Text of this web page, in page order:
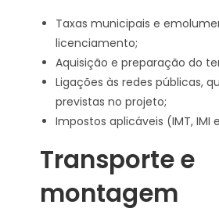
Taxas municipais e
licenciamento;
Aquisição e preparação do
Ligações às redes públicas,
previstas no projeto;
Impostos aplicáveis (IMT, IMI
Transporte e
montagem